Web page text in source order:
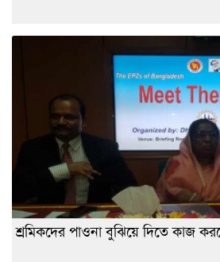
শ্রমিকদের পাওনা বুঝিয়ে দিতে কাজ